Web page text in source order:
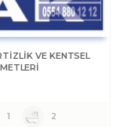
VE KENTSEL
1 2